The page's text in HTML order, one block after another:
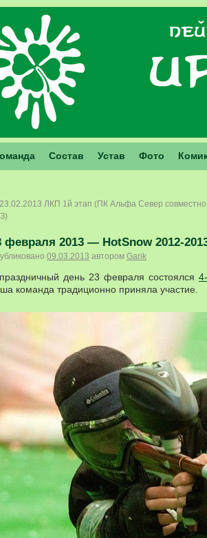
Состав Устав Фото
23.02.2013 ЛКП 1й этап (ПК Альфа Север совместно
февраля 2013 — HotSnow 2012-
09.03.2013 автором Garik
день 23 февраля состоялся
команда традиционно приняла участие.